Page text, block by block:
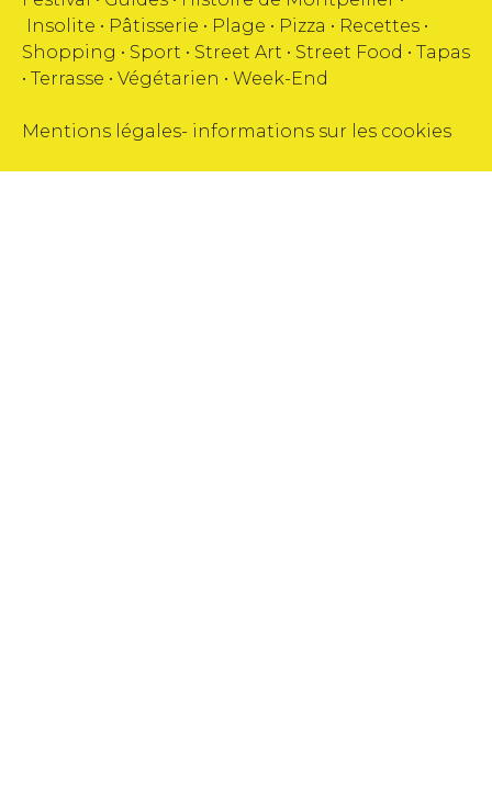
Insolite • Pâtisserie • Plage • Pizza • Recettes •
Shopping • Sport • Street Art • Street Food • Tapas
• Terrasse • Végétarien • Week-End
Mentions légales- informations sur les cookies